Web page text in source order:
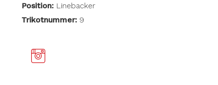
Position: Linebacker
Trikotnummer: 9